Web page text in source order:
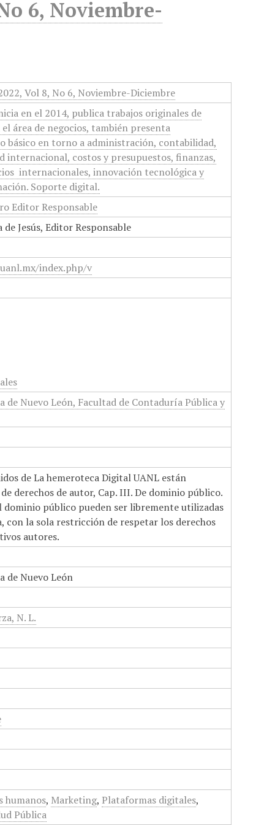
6, Noviembre-
Vol 8, No 6, Noviembre-Diciembre
en el 2014, publica trabajos originales de
área de negocios, también presenta
básico en torno a administración, contabilidad,
internacional, costos y presupuestos, finanzas,
internacionales, innovación tecnológica y
Soporte digital.
Editor Responsable
Jesús, Editor Responsable
index.php/v
de Nuevo León, Facultad de Contaduría Pública y
de La hemeroteca Digital UANL están
derechos de autor, Cap. III. De dominio público.
dominio público pueden ser libremente utilizadas
con la sola restricción de respetar los derechos
autores.
de Nuevo León
N. L.
humanos, Marketing, Plataformas digitales,
Pública